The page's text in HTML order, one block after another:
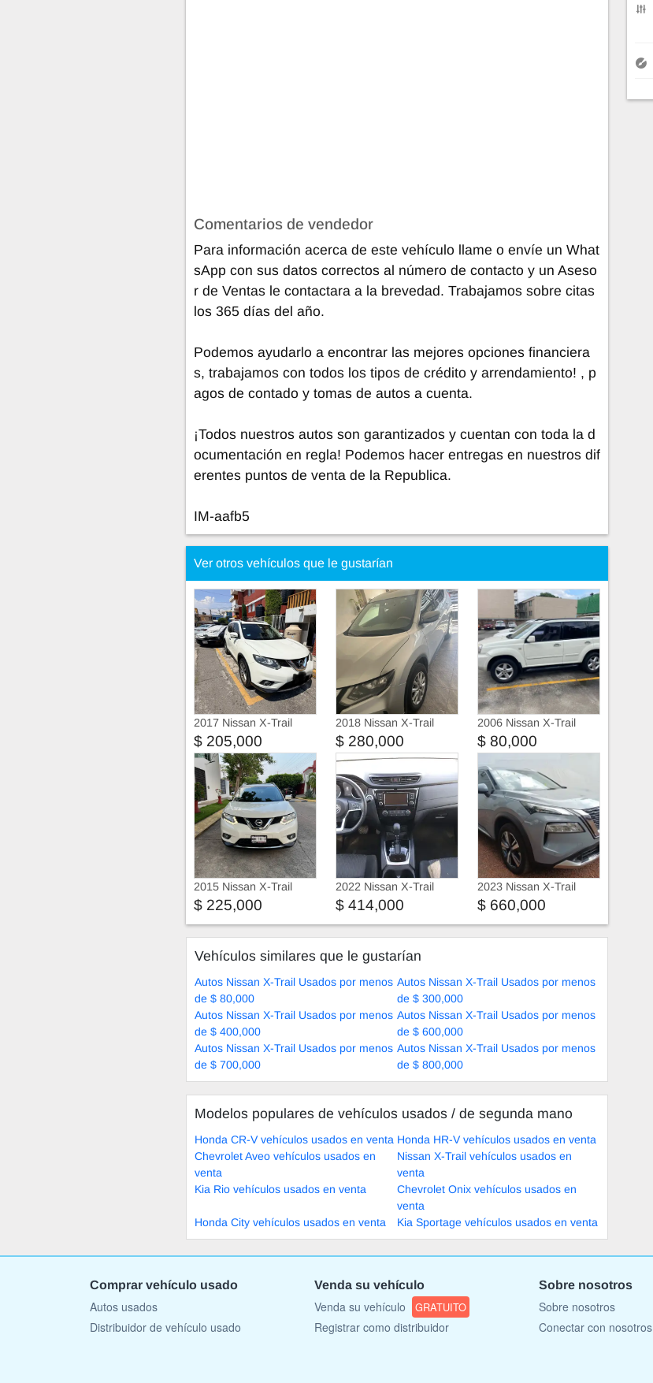
Comentarios de vendedor
Para información acerca de este vehículo llame o envíe un What
sApp con sus datos correctos al número de contacto y un Aseso
r de Ventas le contactara a la brevedad. Trabajamos sobre citas
los 365 días del año.
Podemos ayudarlo a encontrar las mejores opciones financiera
s, trabajamos con todos los tipos de crédito y arrendamiento! , p
agos de contado y tomas de autos a cuenta.
¡Todos nuestros autos son garantizados y cuentan con toda la d
ocumentación en regla! Podemos hacer entregas en nuestros dif
erentes puntos de venta de la Republica.
IM-aafb5
Ver otros vehículos que le gustarían
2017 Nissan X-Trail
Exclusive 2 Row Cvt
Piel
$ 205,000
2018 Nissan X-Trail
Sense
$ 280,000
2006 Nissan X-Trail
SLX tela con
quemacocos
$ 80,000
2015 Nissan X-Trail
Nissan X-Trail Advances
$ 225,000
2022 Nissan X-Trail
$ 414,000
2023 Nissan X-Trail
$ 660,000
Vehículos similares que le gustarían
Autos Nissan X-Trail Usados por menos
de $ 80,000
Autos Nissan X-Trail Usados por menos
de $ 300,000
Autos Nissan X-Trail Usados por menos
de $ 400,000
Autos Nissan X-Trail Usados por menos
de $ 600,000
Autos Nissan X-Trail Usados por menos
de $ 700,000
Autos Nissan X-Trail Usados por menos
de $ 800,000
Modelos populares de vehículos usados ​​/ de segunda mano
Honda CR-V vehículos usados en venta Honda HR-V vehículos usados en venta
Chevrolet Aveo vehículos usados en
venta
Nissan X-Trail vehículos usados en
venta
Kia Rio vehículos usados en venta
Chevrolet Onix vehículos usados en
venta
Honda City vehículos usados en venta
Kia Sportage vehículos usados en venta
Comprar vehículo usado
Autos usados
Distribuidor de vehículo usado
Venda su vehículo
Venda su vehículo GRATUITO
Registrar como distribuidor
Sobre nosotros
Sobre nosotros
Conectar con nosotros